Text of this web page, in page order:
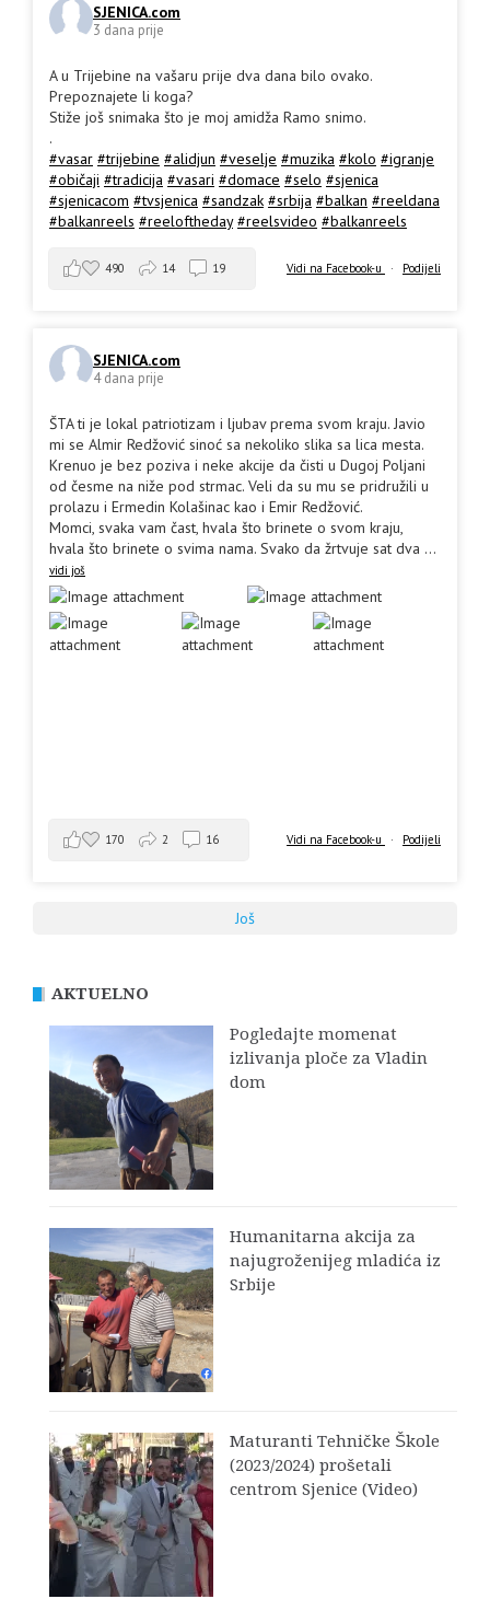
SJENICA.com
3 dana prije
A u Trijebine na vašaru prije dva dana bilo ovako.
Prepoznajete li koga?
Stiže još snimaka što je moj amidža Ramo snimo.
.
#vasar #trijebine #alidjun #veselje #muzika #kolo #igranje
#običaji #tradicija #vasari #domace #selo #sjenica
#sjenicacom #tvsjenica #sandzak #srbija #balkan #reeldana
#balkanreels #reeloftheday #reelsvideo #balkanreels
Vidi na Facebook-u · Podijeli
490 14 19
SJENICA.com
4 dana prije
ŠTA ti je lokal patriotizam i ljubav prema svom kraju. Javio
mi se Almir Redžović sinoć sa nekoliko slika sa lica mesta.
Krenuo je bez poziva i neke akcije da čisti u Dugoj Poljani
od česme na niže pod strmac. Veli da su mu se pridružili u
prolazu i Ermedin Kolašinac kao i Emir Redžović.
Momci, svaka vam čast, hvala što brinete o svom kraju,
hvala što brinete o svima nama. Svako da žrtvuje sat dva ...
vidi još
Vidi na Facebook-u · Podijeli
170 2 16
Još
AKTUELNO
Pogledajte momenat
izlivanja ploče za Vladin
dom
Humanitarna akcija za
najugroženijeg mladića iz
Srbije
Maturanti Tehničke Škole
(2023/2024) prošetali
centrom Sjenice (Video)